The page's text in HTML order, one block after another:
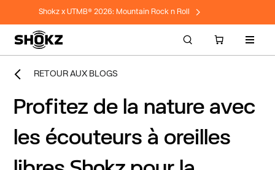
Shokz x UTMB® 2026: Mountain Rock n Roll
RETOUR AUX BLOGS
Profitez de la nature avec
les écouteurs à oreilles